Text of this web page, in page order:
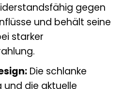
gegen
und behält seine
starker
Die schlanke
und die aktuelle